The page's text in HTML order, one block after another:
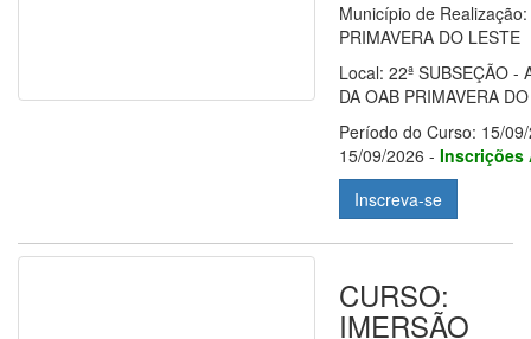
Município de Realização:
PRIMAVERA DO LESTE
Local: 22ª SUBSEÇÃO -
DA OAB PRIMAVERA
Período do Curso: 15/
15/09/2026 - Inscrições
Inscreva-se
CURSO:
IMERSÃO